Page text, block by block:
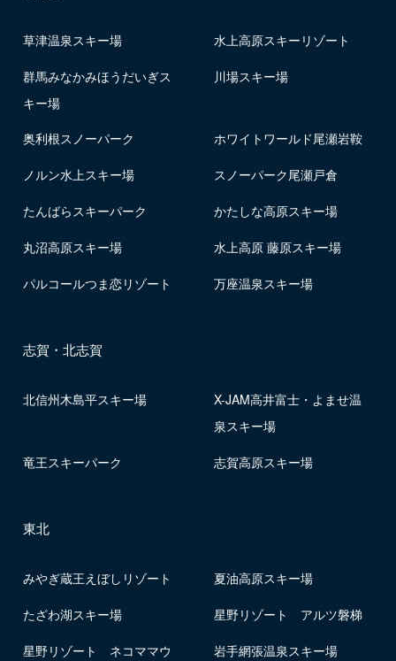
草津温泉スキー場 水上高原スキーリゾート
群馬みなかみほうだいぎス
キー場
川場スキー場
奥利根スノーパーク ホワイトワールド尾瀬岩鞍
ノルン水上スキー場 スノーパーク尾瀬戸倉
たんばらスキーパーク かたしな高原スキー場
丸沼高原スキー場 水上高原 藤原スキー場
パルコールつま恋リゾート 万座温泉スキー場
志賀・北志賀
北信州木島平スキー場
X-JAM高井富士・よませ温
泉スキー場
竜王スキーパーク 志賀高原スキー場
東北
みやぎ蔵王えぼしリゾート 夏油高原スキー場
たざわ湖スキー場 星野リゾート アルツ磐梯
星野リゾート ネコママウ 岩手網張温泉スキー場